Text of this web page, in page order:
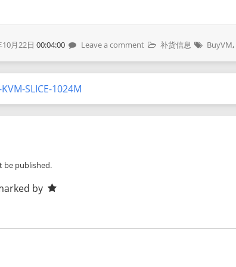
月22日 00:04:00 Leave a comment 补货信息 BuyVM,
SLICE-1024M
be published.
by